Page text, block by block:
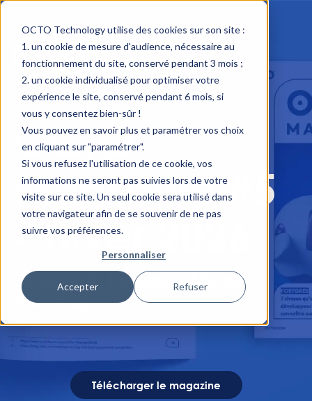
OCTO Technology utilise des cookies sur son site :
un cookie de mesure d'audience, nécessaire au
fonctionnement du site, conservé pendant 3 mois ;
un cookie individualisé pour optimiser votre
expérience le site, conservé pendant 6 mois, si
vous y consentez bien-sûr !
Vous pouvez en savoir plus et paramétrer vos choix
en cliquant sur "paramétrer".
Si vous refusez l'utilisation de ce cookie, vos
informations ne seront pas suivies lors de votre
visite sur ce site. Un seul cookie sera utilisé dans
votre navigateur afin de se souvenir de ne pas
suivre vos préférences.
Personnaliser
Accepter Refuser
OCTO
Magazine #5
- Hiver 2026
Dossier IA, Postgres, Micro-
frontend
Télécharger le magazine